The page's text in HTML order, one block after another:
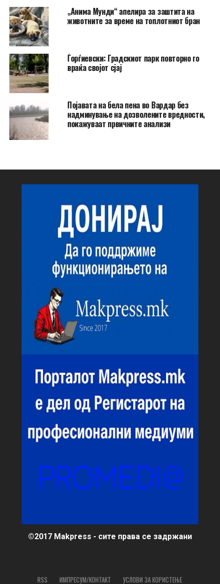
„Анима Мунди“ апелира за заштита на
животните за време на топлотниот бран
Ѓорѓиевски: Градскиот парк повторно го
враќа својот сјај
Појавата на бела пена во Вардар без
надминување на дозволените вредности,
покажуваат првичните анализи
©2017 Makpress - сите права се задржани
RSS ИМПРЕСУМ/КОНТАКТ УСЛОВИ ЗА КОРИСТЕЊЕ